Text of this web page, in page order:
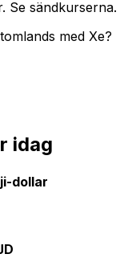
Se sändkurserna.
med Xe?
idag
dollar